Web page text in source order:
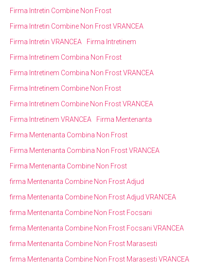
Firma Intretin Combine Non Frost
Firma Intretin Combine Non Frost VRANCEA
Firma Intretin VRANCEA
Firma Intretinem
Firma Intretinem Combina Non Frost
Firma Intretinem Combina Non Frost VRANCEA
Firma Intretinem Combine Non Frost
Firma Intretinem Combine Non Frost VRANCEA
Firma Intretinem VRANCEA
Firma Mentenanta
Firma Mentenanta Combina Non Frost
Firma Mentenanta Combina Non Frost VRANCEA
Firma Mentenanta Combine Non Frost
firma Mentenanta Combine Non Frost Adjud
firma Mentenanta Combine Non Frost Adjud VRANCEA
firma Mentenanta Combine Non Frost Focsani
firma Mentenanta Combine Non Frost Focsani VRANCEA
firma Mentenanta Combine Non Frost Marasesti
firma Mentenanta Combine Non Frost Marasesti VRANCEA